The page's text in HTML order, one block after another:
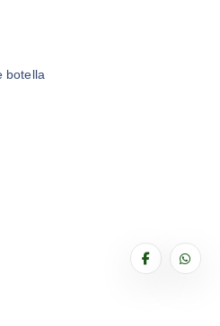
botella